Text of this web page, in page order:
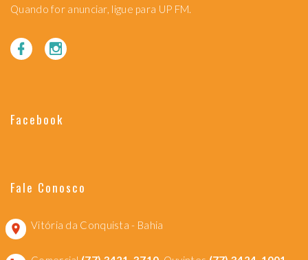
Quando for anunciar, ligue para UP FM.
Facebook
Fale Conosco
Vitória da Conquista - Bahia